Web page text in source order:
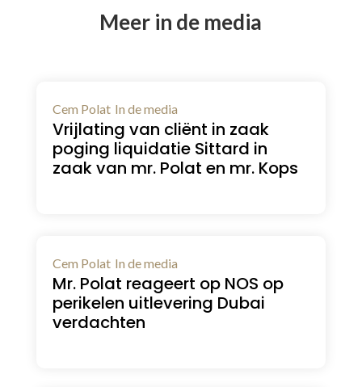
Meer in de media
Cem Polat In de media
Vrijlating van cliënt in zaak
poging liquidatie Sittard in
zaak van mr. Polat en mr. Kops
Cem Polat In de media
Mr. Polat reageert op NOS op
perikelen uitlevering Dubai
verdachten